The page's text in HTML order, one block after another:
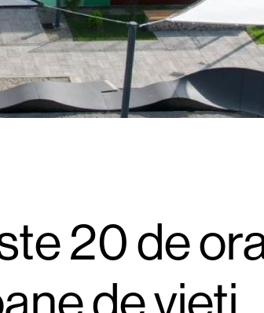
3
20 de